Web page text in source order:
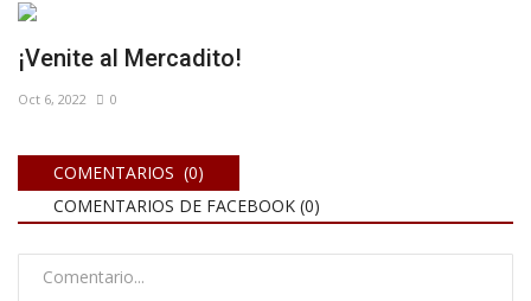
¡Venite al Mercadito!
Oct 6, 2022 0
COMENTARIOS (0)
COMENTARIOS DE FACEBOOK (0)